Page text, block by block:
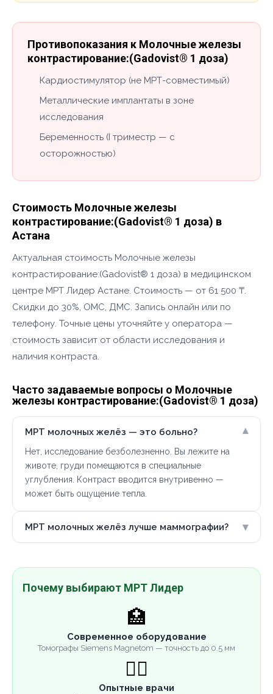
Противопоказания к Молочные железы
контрастирование:(Gadovist® 1 доза)
Кардиостимулятор (не МРТ-совместимый)
Металлические имплантаты в зоне
исследования
Беременность (I триместр — с
осторожностью)
Стоимость Молочные железы
контрастирование:(Gadovist® 1 доза) в
Астана
Актуальная стоимость Молочные железы
контрастирование:(Gadovist® 1 доза) в медицинском
центре МРТ Лидер Астане. Стоимость — от 61 500 ₸.
Скидки до 30%, ОМС, ДМС. Запись онлайн или по
телефону. Точные цены уточняйте у оператора —
стоимость зависит от области исследования и
наличия контраста.
Часто задаваемые вопросы о Молочные
железы контрастирование:(Gadovist® 1 доза)
МРТ молочных желёз — это больно? ▾
Нет, исследование безболезненно. Вы лежите на
животе, груди помещаются в специальные
углубления. Контраст вводится внутривенно —
может быть ощущение тепла.
МРТ молочных желёз лучше маммографии? ▾
Почему выбирают МРТ Лидер
🏥
Современное оборудование
Томографы Siemens Magnetom — точность до 0.5 мм
👨‍⚕️
Опытные врачи